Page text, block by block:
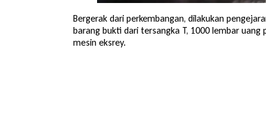
Bergerak dari perkembangan, dilakukan
barang bukti dari tersangka T, 1000 lembar
mesin eksrey.